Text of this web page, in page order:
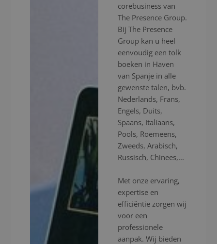
corebusiness van
The Presence Group.
Bij The Presence
Group kan u heel
eenvoudig een tolk
boeken in Haven
van Spanje in alle
gewenste talen, bvb.
Nederlands, Frans,
Engels, Duits,
Spaans, Italiaans,
Pools, Roemeens,
Zweeds, Arabisch,
Russisch, Chinees,...
Met onze ervaring,
expertise en
efficiëntie zorgen wij
voor een
professionele
aanpak. Wij bieden